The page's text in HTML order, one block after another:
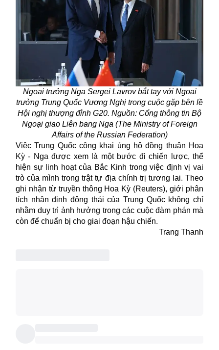
Ngoại trưởng Nga Sergei Lavrov bắt tay với Ngoại
trưởng Trung Quốc Vương Nghị trong cuộc gặp bên lề
Hội nghị thượng đỉnh G20. Nguồn: Cổng thông tin Bộ
Ngoại giao Liên bang Nga (The Ministry of Foreign
Affairs of the Russian Federation)
Việc Trung Quốc công khai ủng hộ đồng thuận Hoa
Kỳ - Nga được xem là một bước đi chiến lược, thể
hiện sự linh hoạt của Bắc Kinh trong việc định vị vai
trò của mình trong trật tự địa chính trị tương lai. Theo
ghi nhận từ truyền thông Hoa Kỳ (Reuters), giới phân
tích nhận định động thái của Trung Quốckhông chỉ
nhằm duy trì ảnh hưởng trong các cuộc đàm phán mà
còn để chuẩn bị cho giai đoạn hậu chiến.
Trang Thanh